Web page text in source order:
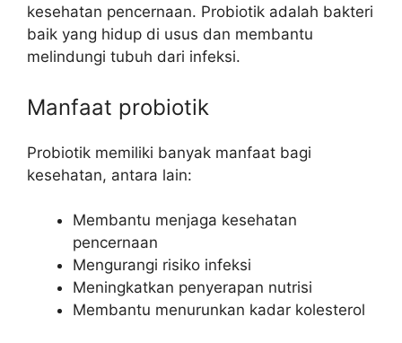
kesehatan pencernaan. Probiotik adalah bakteri
baik yang hidup di usus dan membantu
melindungi tubuh dari infeksi.
Manfaat probiotik
Probiotik memiliki banyak manfaat bagi
kesehatan, antara lain:
Membantu menjaga kesehatan
pencernaan
Mengurangi risiko infeksi
Meningkatkan penyerapan nutrisi
Membantu menurunkan kadar kolesterol